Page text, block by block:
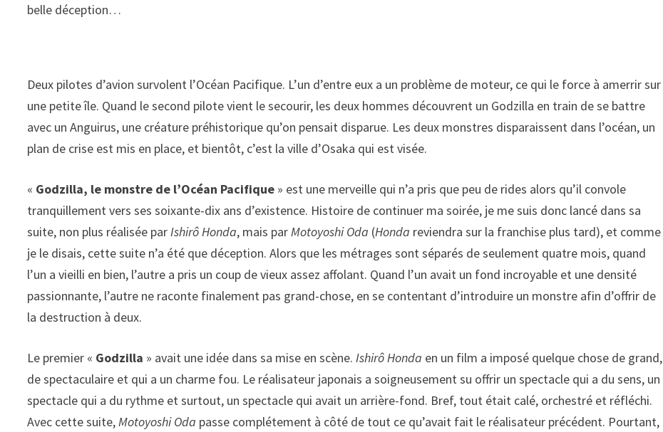
belle déception…
Deux pilotes d’avion survolent l’Océan Pacifique. L’un d’entre eux a un problème de moteur, ce qui le force à amerrir sur
une petite île. Quand le second pilote vient le secourir, les deux hommes découvrent un Godzilla en train de se battre
avec un Anguirus, une créature préhistorique qu’on pensait disparue. Les deux monstres disparaissent dans l’océan, un
plan de crise est mis en place, et bientôt, c’est la ville d’Osaka qui est visée.
« Godzilla, le monstre de l’Océan Pacifique » est une merveille qui n’a pris que peu de rides alors qu’il convole
tranquillement vers ses soixante-dix ans d’existence. Histoire de continuer ma soirée, je me suis donc lancé dans sa
suite, non plus réalisée parIshirô Honda, mais parMotoyoshi Oda (Honda reviendra sur la franchise plus tard), et comme
je le disais, cette suite n’a été que déception. Alors que les métrages sont séparés de seulement quatre mois, quand
l’un a vieilli en bien, l’autre a pris un coup de vieux assez affolant. Quand l’un avait un fond incroyable et une densité
passionnante, l’autre ne raconte finalement pas grand-chose, en se contentant d’introduire un monstre afin d’offrir de
la destruction à deux.
Le premier « Godzilla » avait une idée dans sa mise en scène.Ishirô Honda en un film a imposé quelque chose de grand,
de spectaculaire et qui a un charme fou. Le réalisateur japonais a soigneusement su offrir un spectacle qui a du sens, un
spectacle qui a du rythme et surtout, un spectacle qui avait un arrière-fond. Bref, tout était calé, orchestré et réfléchi.
Avec cette suite,Motoyoshi Oda passe complétement à côté de tout ce qu’avait fait le réalisateur précédent. Pourtant,